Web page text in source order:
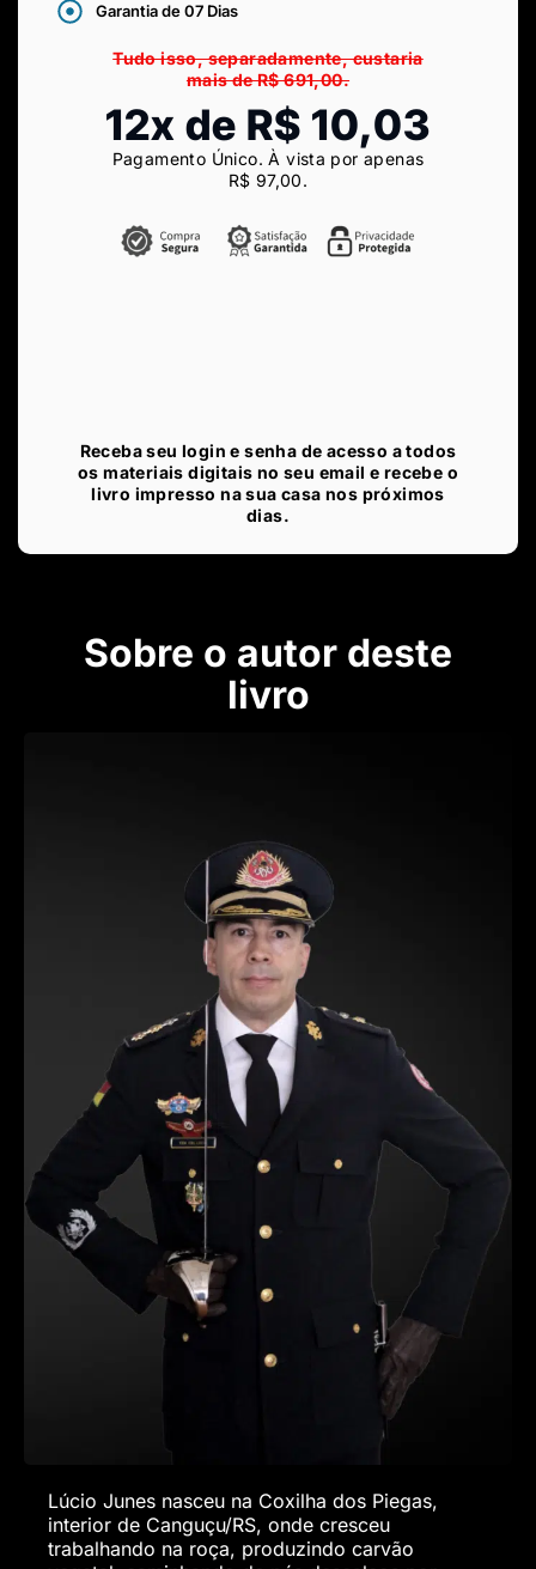
Garantia de 07 Dias
Tudo isso, separadamente, custaria
mais de R$ 691,00.
12x de R$ 10,03
Pagamento Único. À vista por apenas
R$ 97,00.
Receba seu login e senha de acesso a todos
os materiais digitais no seu email e recebe o
livro impresso na sua casa nos próximos
dias.
Sobre o autor deste
livro
Lúcio Junes nasceu na Coxilha dos Piegas,
interior de Canguçu/RS, onde cresceu
trabalhando na roça, produzindo carvão